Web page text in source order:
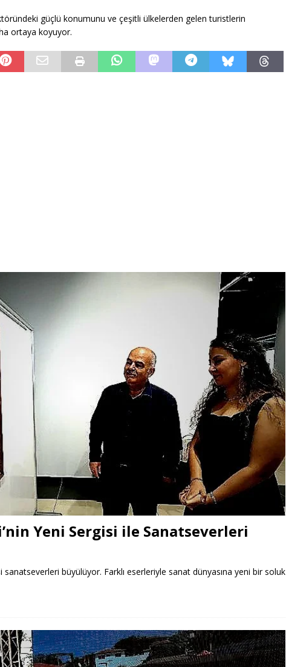
güçlü konumunu ve çeşitli ülkelerden gelen turistlerin
ortaya koyuyor.
Yeni Sergisi ile Sanatseverleri
sanatseverleri büyülüyor. Farklı eserleriyle sanat dünyasına yeni bir soluk